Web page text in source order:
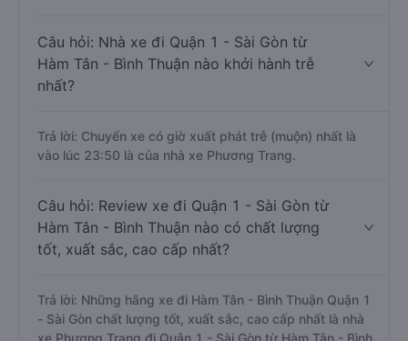
Câu hỏi: Nhà xe đi Quận 1 - Sài Gòn từ
Hàm Tân - Bình Thuận nào khởi hành trễ
nhất?
Trả lời: Chuyến xe có giờ xuất phát trễ (muộn) nhất là
vào lúc 23:50 là của nhà xe Phương Trang.
Câu hỏi: Review xe đi Quận 1 - Sài Gòn từ
Hàm Tân - Bình Thuận nào có chất lượng
tốt, xuất sắc, cao cấp nhất?
Trả lời: Những hãng xe đi Hàm Tân - Bình Thuận Quận 1
- Sài Gòn chất lượng tốt, xuất sắc, cao cấp nhất là nhà
xe Phương Trang đi Quận 1 - Sài Gòn từ Hàm Tân - Bình